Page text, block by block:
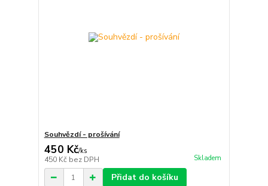
Souhvězdí - prošívání
450 Kč/ks
450 Kč bez DPH Skladem
Přidat do košíku